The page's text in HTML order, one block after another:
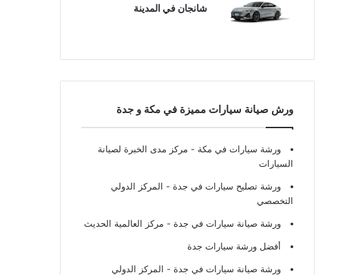
شانجان في المدينة
ورش صيانة سيارات مميزة في مكة و جدة
ورشة سيارات في مكة - مركز مدى الخبرة لصيانة
السيارات
ورشة تصليح سيارات في جدة - المركز الدولي
التخصصي
ورشة صيانة سيارات في جدة - مركز العالمية الحديث
أفضل ورشة سيارات جدة
ورشة صيانة سيارات في جدة - المركز الدولي